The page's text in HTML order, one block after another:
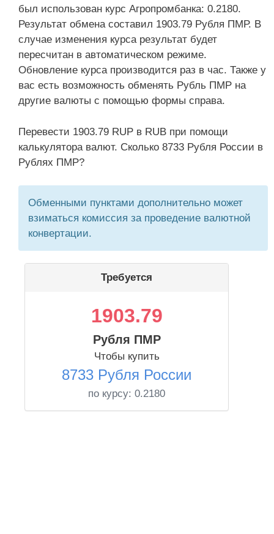
был использован курс Агропромбанка: 0.2180.
Результат обмена составил 1903.79 Рубля ПМР. В
случае изменения курса результат будет
пересчитан в автоматическом режиме.
Обновление курса производится раз в час. Также у
вас есть возможность обменять Рубль ПМР на
другие валюты с помощью формы справа.
Перевести 1903.79 RUP в RUB при помощи
калькулятора валют. Сколько 8733 Рубля России в
Рублях ПМР?
Обменными пунктами дополнительно может
взиматься комиссия за проведение валютной
конвертации.
Требуется
1903.79
Рубля ПМР
Чтобы купить
8733 Рубля России
по курсу: 0.2180